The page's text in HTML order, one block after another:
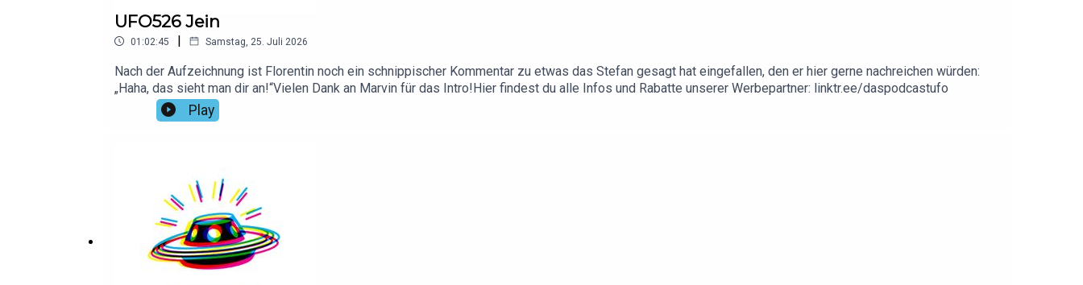
UFO526 Jein
01:02:45 | Samstag, 25. Juli 2026
Nach der Aufzeichnung ist Florentin noch ein schnippischer Kommentar zu etwas das Stefan gesagt hat eingefallen, den er hier gerne nachreichen würden:
„Haha, das sieht man dir an!“Vielen Dank an Marvin für das Intro!Hier findest du alle Infos und Rabatte unserer Werbepartner: linktr.ee/daspodcastufo
Play